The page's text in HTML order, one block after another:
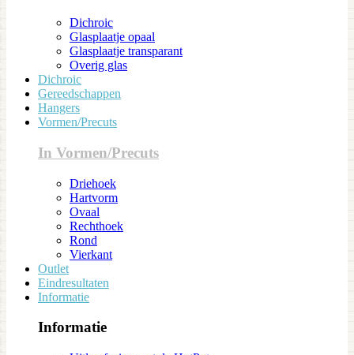
Dichroic
Glasplaatje opaal
Glasplaatje transparant
Overig glas
Dichroic
Gereedschappen
Hangers
Vormen/Precuts
In Vormen/Precuts
Driehoek
Hartvorm
Ovaal
Rechthoek
Rond
Vierkant
Outlet
Eindresultaten
Informatie
Informatie